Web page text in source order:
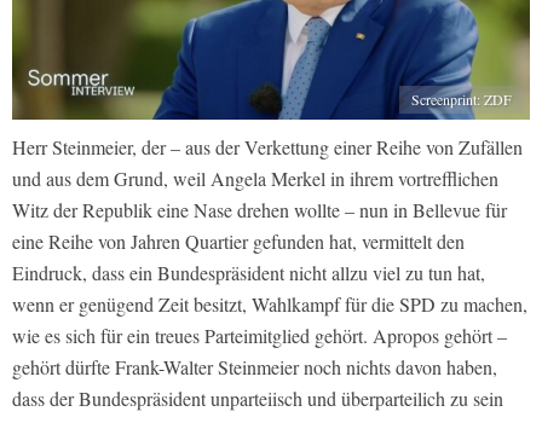
Screenprint: ZDF
Herr Steinmeier, der – aus der Verkettung einer Reihe von Zufällen
und aus dem Grund, weil Angela Merkel in ihrem vortrefflichen
Witz der Republik eine Nase drehen wollte – nun in Bellevue für
eine Reihe von Jahren Quartier gefunden hat, vermittelt den
Eindruck, dass ein Bundespräsident nicht allzu viel zu tun hat,
wenn er genügend Zeit besitzt, Wahlkampf für die SPD zu machen,
wie es sich für ein treues Parteimitglied gehört. Apropos gehört –
gehört dürfte Frank-Walter Steinmeier noch nichts davon haben,
dass der Bundespräsident unparteiisch und überparteilich zu sein